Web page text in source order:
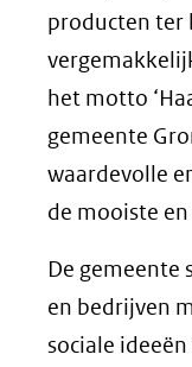
producten ter
het motto
gemeente
waardevolle
de mooiste
De gemeente
en bedrijven
sociale